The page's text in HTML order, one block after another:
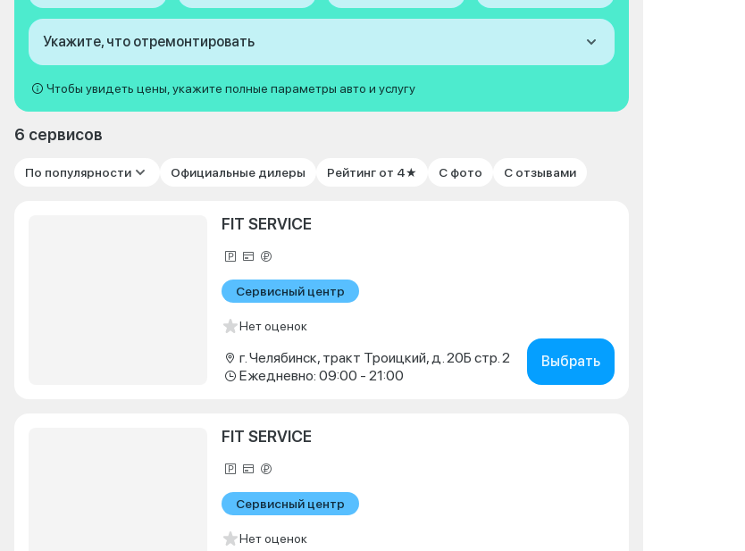
Укажите, что отремонтировать
Чтобы увидеть цены, укажите полные параметры авто и услугу
6 сервисов
По популярности Официальные дилеры Рейтинг от 4★ С фото С отзывами
FIT SERVICE
Сервисный центр
Нет оценок
г. Челябинск, тракт Троицкий, д. 20Б стр. 2
Ежедневно: 09:00 - 21:00
Выбрать
FIT SERVICE
Сервисный центр
Нет оценок